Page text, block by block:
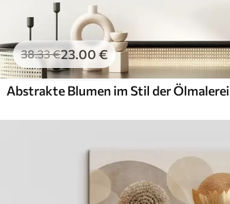
38.33€23.00 €
Abstrakte Blumen im Stil der Ölmalerei